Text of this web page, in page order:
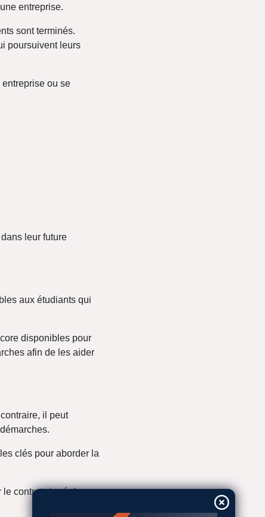
entreprise.
sont terminés.
poursuivent leurs
ou se
leur future
aux étudiants qui
disponibles pour
afin de les aider
il peut
clés pour aborder la
contrat signé de